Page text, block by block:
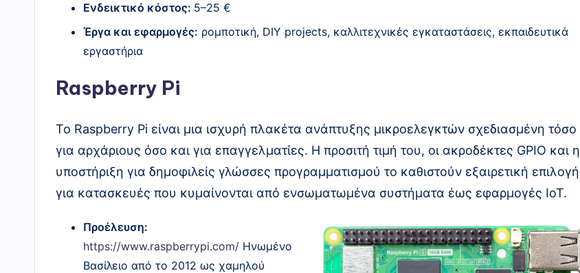
Ενδεικτικό κόστος: 5–25 €
Έργα και εφαρμογές: ρομποτική, DIY projects, καλλιτεχνικές εγκαταστάσεις, εκπαιδευτικά
εργαστήρια
Raspberry Pi
Το Raspberry Pi είναι μια ισχυρή πλακέτα ανάπτυξης μικροελεγκτών σχεδιασμένη τόσο
για αρχάριους όσο και για επαγγελματίες. Η προσιτή τιμή του, οι ακροδέκτες GPIO και η
υποστήριξη για δημοφιλείς γλώσσες προγραμματισμού το καθιστούν εξαιρετική επιλογή
για κατασκευές που κυμαίνονται από ενσωματωμένα συστήματα έως εφαρμογές IoT.
Προέλευση:
https://www.raspberrypi.com/ Ηνωμένο
Βασίλειο από το 2012 ως χαμηλού